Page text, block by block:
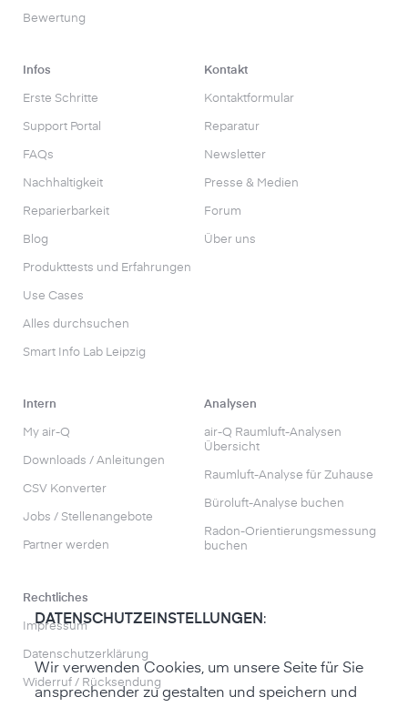
Bewertung
Infos
Erste Schritte
Support Portal
FAQs
Nachhaltigkeit
Reparierbarkeit
Blog
Produkttests und Erfahrungen
Use Cases
Alles durchsuchen
Smart Info Lab Leipzig
Kontakt
Kontaktformular
Reparatur
Newsletter
Presse & Medien
Forum
Über uns
Intern
My air-Q
Downloads / Anleitungen
CSV Konverter
Jobs / Stellenangebote
Partner werden
Analysen
air-Q Raumluft-Analysen
Übersicht
Raumluft-Analyse für Zuhause
Büroluft-Analyse buchen
Radon-Orientierungs­messung
buchen
Rechtliches
Impressum
Datenschutzerklärung
Widerruf / Rücksendung
DATENSCHUTZEINSTELLUNGEN :
Wir verwenden Cookies, um unsere Seite für Sie
ansprechender zu gestalten und speichern und